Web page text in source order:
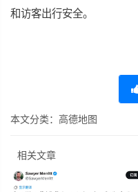
和访客出行安全。
本文分类： 高德地图
相关文章